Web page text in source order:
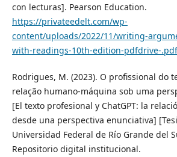
con lecturas]. Pearson Education.
https://privateedelt.com/wp-
content/uploads/2022/11/writing-
with-readings-10th-edition-pdfdrive-.pdf
Rodrigues, M. (2023). O profissional do
relação humano-máquina sob uma
[El texto profesional y ChatGPT: la
desde una perspectiva enunciativa]
Universidad Federal de Río Grande del
Repositorio digital institucional.